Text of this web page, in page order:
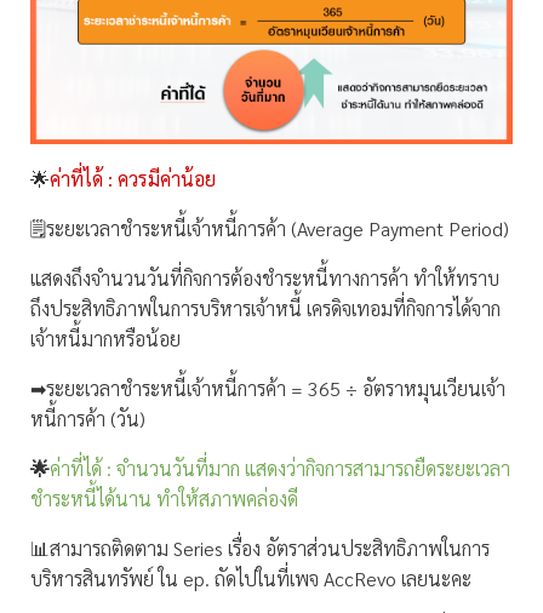
🌟ค่าที่ได้ : ควรมีค่าน้อย
🗒ระยะเวลาชำระหนี้เจ้าหนี้การค้า (Average Payment Period)
แสดงถึงจำนวนวันที่กิจการต้องชำระหนี้ทางการค้า ทำให้ทราบ
ถึงประสิทธิภาพในการบริหารเจ้าหนี้ เครดิจเทอมที่กิจการได้จาก
เจ้าหนี้มากหรือน้อย
➡ระยะเวลาชำระหนี้เจ้าหนี้การค้า = 365 ÷ อัตราหมุนเวียนเจ้า
หนี้การค้า (วัน)
🌟ค่าที่ได้ : จำนวนวันที่มาก แสดงว่ากิจการสามารถยืดระยะเวลา
ชำระหนี้ได้นาน ทำให้สภาพคล่องดี
📊สามารถติดตาม Series เรื่อง อัตราส่วนประสิทธิภาพในการ
บริหารสินทรัพย์ ใน ep. ถัดไปในที่เพจ AccRevo เลยนะคะ